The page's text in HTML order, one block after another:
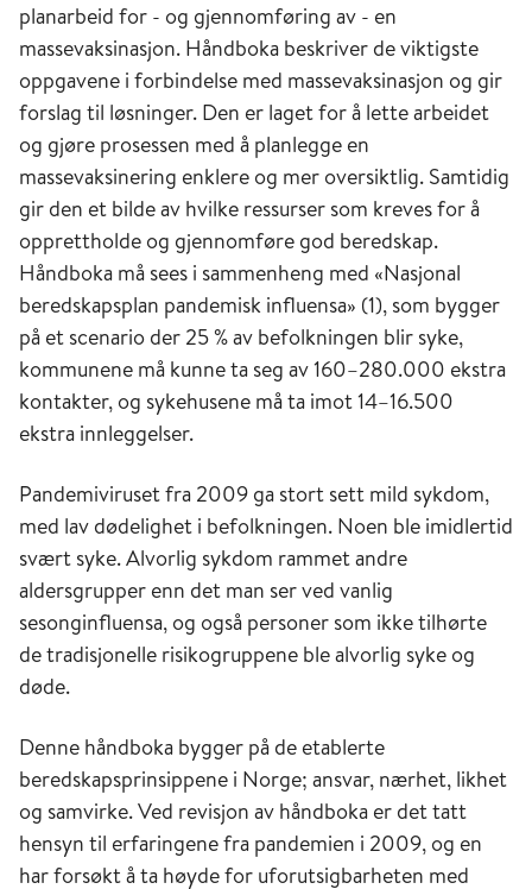
planarbeid for - og gjennomføring av - en
massevaksinasjon. Håndboka beskriver de viktigste
oppgavene i forbindelse med massevaksinasjon og gir
forslag til løsninger. Den er laget for å lette arbeidet
og gjøre prosessen med å planlegge en
massevaksinering enklere og mer oversiktlig. Samtidig
gir den et bilde av hvilke ressurser som kreves for å
opprettholde og gjennomføre god beredskap.
Håndboka må sees i sammenheng med «Nasjonal
beredskapsplan pandemisk influensa» (1), som bygger
på et scenario der 25 % av befolkningen blir syke,
kommunene må kunne ta seg av 160–280.000 ekstra
kontakter, og sykehusene må ta imot 14–16.500
ekstra innleggelser.
Pandemiviruset fra 2009 ga stort sett mild sykdom,
med lav dødelighet i befolkningen. Noen ble imidlertid
svært syke. Alvorlig sykdom rammet andre
aldersgrupper enn det man ser ved vanlig
sesonginfluensa, og også personer som ikke tilhørte
de tradisjonelle risikogruppene ble alvorlig syke og
døde.
Denne håndboka bygger på de etablerte
beredskapsprinsippene i Norge; ansvar, nærhet, likhet
og samvirke. Ved revisjon av håndboka er det tatt
hensyn til erfaringene fra pandemien i 2009, og en
har forsøkt å ta høyde for uforutsigbarheten med